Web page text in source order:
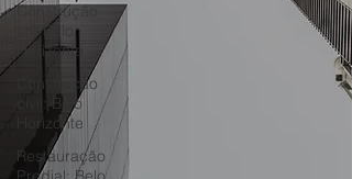
Construção
em Belo
Horizonte
Construção
civil: Belo
Horizonte
Restauração